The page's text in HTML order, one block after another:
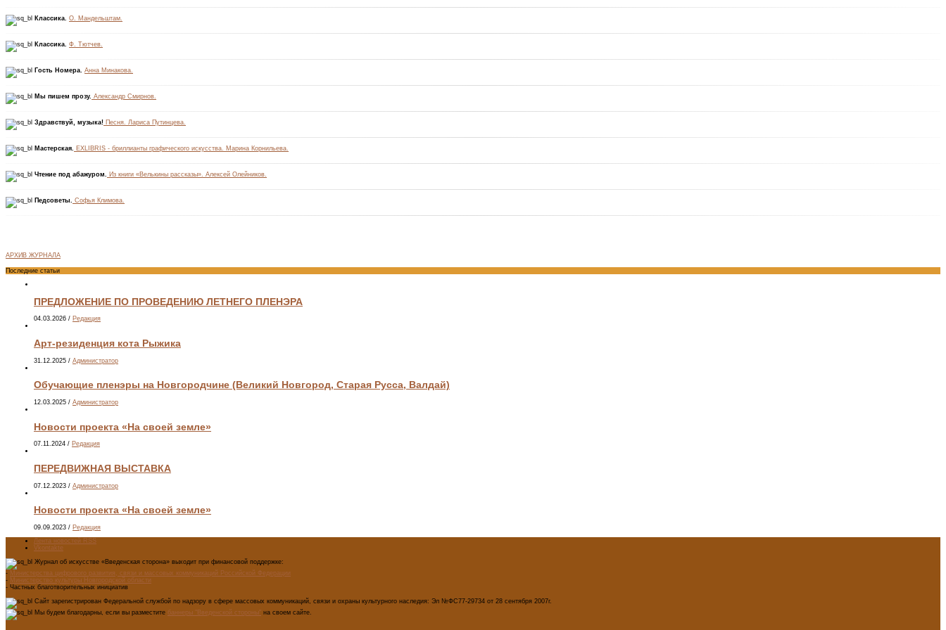
Классика. О. Мандельштам.
Классика. Ф. Тютчев.
Гость Номера. Анна Минакова.
Мы пишем прозу. Александр Смирнов.
Здравствуй, музыка! Песня. Лариса Путинцева.
Мастерская. EXLIBRIS - бриллианты графического искусства. Марина Корнильева.
Чтение под абажуром. Из книги «Велькины рассказы». Алексей Олейников.
Педсоветы. Софья Климова.
АРХИВ ЖУРНАЛА
Последние статьи
ПРЕДЛОЖЕНИЕ ПО ПРОВЕДЕНИЮ ЛЕТНЕГО ПЛЕНЭРА
04.03.2026 / Редакция
Арт-резиденция кота Рыжика
31.12.2025 / Администратор
Обучающие пленэры на Новгородчине (Великий Новгород, Старая Русса, Валдай)
12.03.2025 / Администратор
Новости проекта «На своей земле»
07.11.2024 / Редакция
ПЕРЕДВИЖНАЯ ВЫСТАВКА
07.12.2023 / Администратор
Новости проекта «На своей земле»
09.09.2023 / Редакция
Лента новостей RSS
Vkontakte
Журнал об искусстве «Введенская сторона» выходит при финансовой поддержке:
- Министерства цифрового развития, связи и массовых коммуникаций Российской Федерации
- Министерство культуры Новгородской области
- Частных благотворительных инициатив
Сайт зарегистрирован Федеральной службой по надзору в сфере массовых коммуникаций, связи и охраны культурного наследия: Эл №ФС77-29734 от 28 сентября 2007г.
Мы будем благодарны, если вы разместите баннеры "Введенской стороны" на своем сайте.